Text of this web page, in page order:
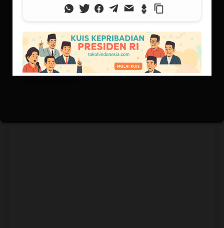
Debut Malaikat Penggoda
Ia mengawali kiprahnya di panggung hiburan lewat ajang
pemilihan Miss Indonesia. Setelah gagal di kontes tersebut, ia
memilih jalur dunia tarik suara. Meskipun banyak pihak
memandang remeh kemampuan bernyanyinya dan
menganggap dia hanya mengandalkan daya tarik lahiriahnya
semata, namun dia tidak mau mundur. Kini dirinya benar-benar
menceburkan diri di atas panggung, baik sebagai penyanyi